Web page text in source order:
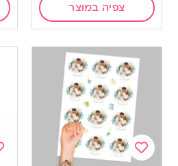
צפיה במוצר